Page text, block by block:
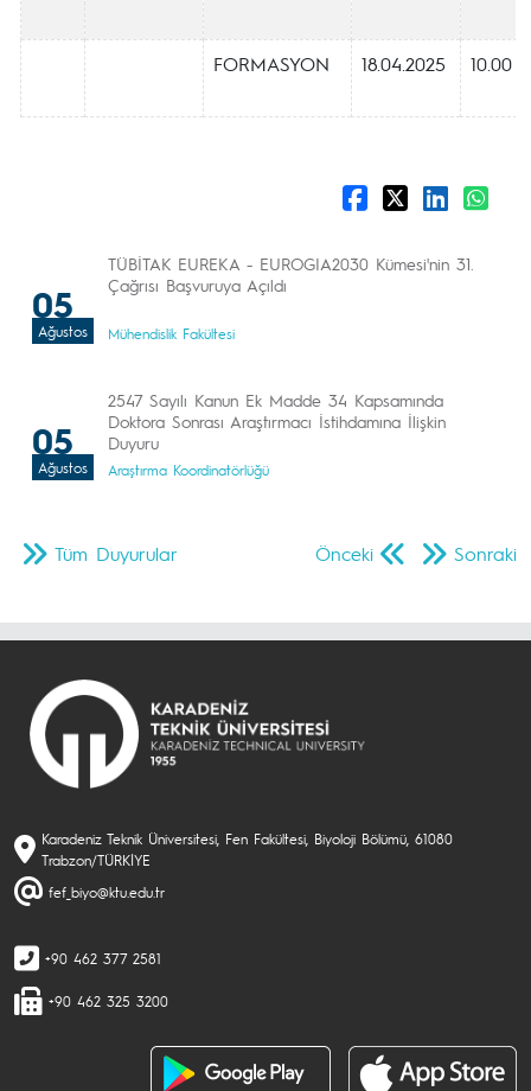
FORMASYON 18.04.2025 10.00
05
Ağustos
TÜBİTAK EUREKA - EUROGIA2030 Kümesi'nin 31.
Çağrısı Başvuruya Açıldı
Mühendislik Fakültesi
05
Ağustos
2547 Sayılı Kanun Ek Madde 34 Kapsamında
Doktora Sonrası Araştırmacı İstihdamına İlişkin
Duyuru
Araştırma Koordinatörlüğü
Önceki Sonraki
Tüm Duyurular
Karadeniz Teknik Üniversitesi, Fen Fakültesi, Biyoloji Bölümü, 61080
Trabzon/TÜRKİYE
fef_biyo@ktu.edu.tr
+90 462 377 2581
+90 462 325 3200